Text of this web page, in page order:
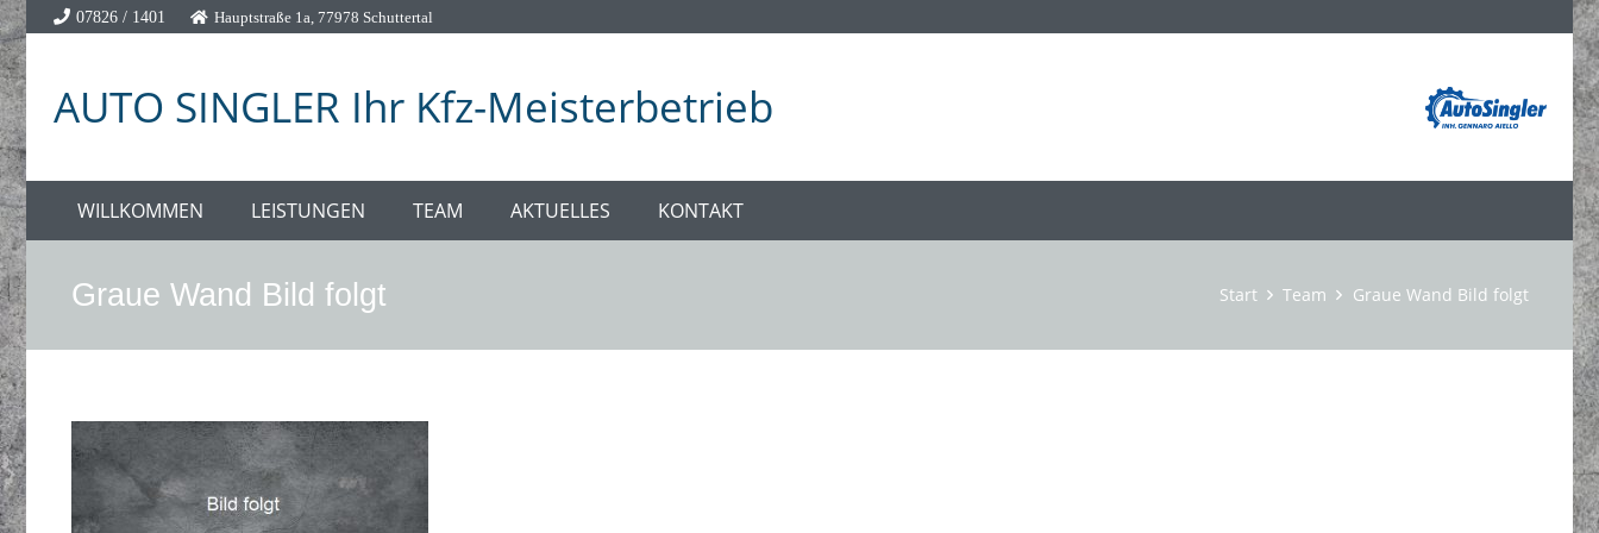
07826 / 1401 Hauptstraße 1a, 77978 Schuttertal
AUTO SINGLER Ihr Kfz-Meisterbetrieb
WILLKOMMEN LEISTUNGEN TEAM AKTUELLES KONTAKT
Graue Wand Bild folgt Start Team Graue Wand Bild folgt